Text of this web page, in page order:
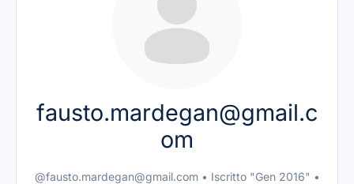
fausto.mardegan@gmail.c
om
@fausto.mardegan@gmail.com • Iscritto "Gen 2016" •